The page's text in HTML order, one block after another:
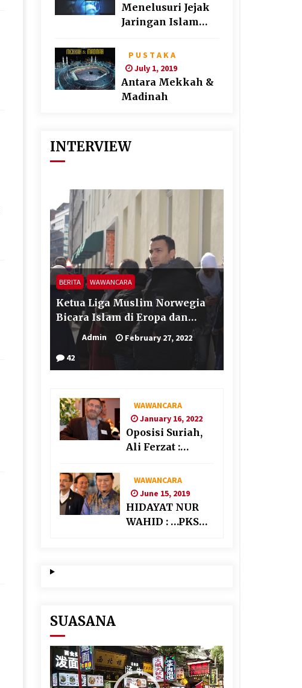
Menelusuri Jejak
Jaringan Islam
P U S T A K A
July 1, 2019
Antara Mekkah &
Madinah
INTERVIEW
BERITA WAWANCARA
Ketua Liga Muslim Norwegia
Bicara Islam di Eropa dan
Terorisme
Admin
February 27, 2022
42
WAWANCARA
January 16, 2022
Oposisi Suriah,
Ali Ferzat :
Kekuatan Asing
“Bermain” di
Suriah
WAWANCARA
June 15, 2019
HIDAYAT NUR
WAHID : …PKS
SUASANA
Video
Player